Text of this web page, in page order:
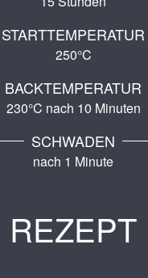
STARTTEMPERATUR
250°C
BACKTEMPERATUR
230°C nach 10 Minuten
SCHWADEN
nach 1 Minute
REZEPT